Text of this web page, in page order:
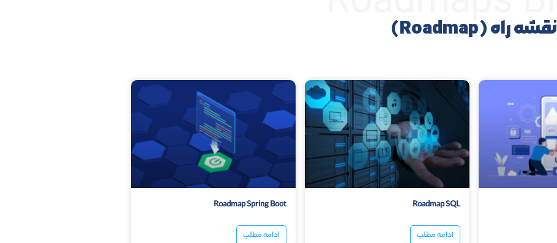
نقشه راه (Roadmap)
Roadmap SQL
ادامه مطلب
Roadmap Spring Boot
ادامه مطلب